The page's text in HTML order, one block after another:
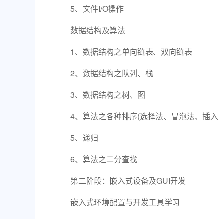
5、文件I/O操作
数据结构及算法
1、数据结构之单向链表、双向链表
2、数据结构之队列、栈
3、数据结构之树、图
4、算法之各种排序(选择法、冒泡法、插
5、递归
6、算法之二分查找
第二阶段：嵌入式设备及GUI开发
嵌入式环境配置与开发工具学习